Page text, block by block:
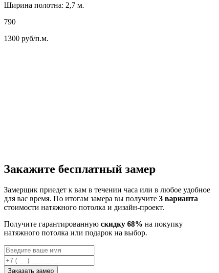
Ширина полотна: 2,7 м.
790
1300 руб/п.м.
Закажите бесплатный замер
Замерщик приедет к вам в течении часа или в любое удобное
для вас время. По итогам замера вы получите 3 варианта
стоимости натяжного потолка и дизайн-проект.
Получите гарантированную скидку 68% на покупку
натяжного потолка или подарок на выбор.
Заказать замер